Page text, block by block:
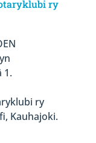
ry
1.
ry
Kauhajoki.